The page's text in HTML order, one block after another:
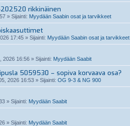
rikkinäinen
» Sijainti: Myydään Saabin osat ja tarvikkeet
17:45 » Sijainti: Myydään Saabin osat ja tarvikkeet
2026 16:56 » Sijainti: Myydään Saabit
5059530 – sopiva korvaava osa?
2026 16:53 » Sijainti: OG 9-3 & NG 900
» Sijainti: Myydään Saabit
» Sijainti: Myydään Saabit